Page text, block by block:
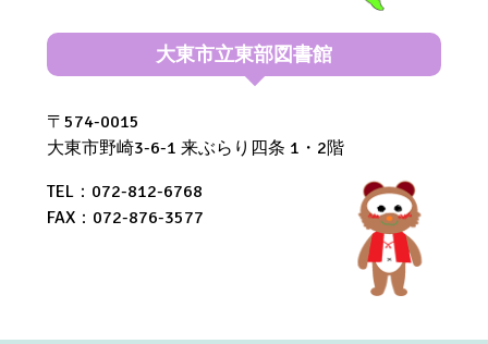
大東市立東部図書館
〒574-0015
大東市野崎3-6-1 来ぶらり四条 1・2階
TEL：072-812-6768
FAX：072-876-3577